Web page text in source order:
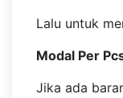
Lalu untuk
Modal Per
Jika ada